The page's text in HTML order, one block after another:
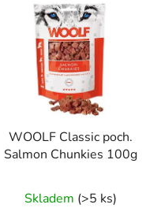
WOOLF Classic poch.
Salmon Chunkies 100g
Skladem (>5 ks)